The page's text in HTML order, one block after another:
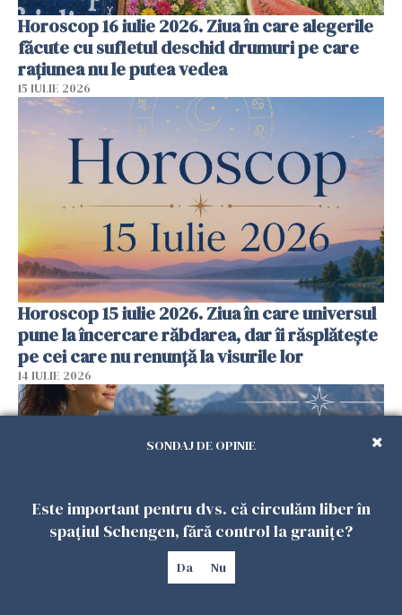
Horoscop 16 iulie 2026. Ziua în care alegerile
făcute cu sufletul deschid drumuri pe care
rațiunea nu le putea vedea
15 IULIE 2026
Horoscop 15 iulie 2026. Ziua în care universul
pune la încercare răbdarea, dar îi răsplătește
pe cei care nu renunță la visurile lor
14 IULIE 2026
SONDAJ DE OPINIE
Este important pentru dvs. că circulăm liber în
spațiul Schengen, fără control la granițe?
Da Nu